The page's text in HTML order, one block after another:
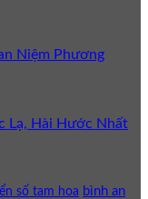
Niệm Phương
Lạ, Hài Hước Nhất
số tam hoa bình an